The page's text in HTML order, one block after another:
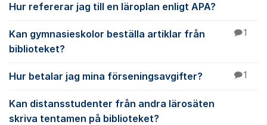
Hur refererar jag till en läroplan enligt APA?
Kan gymnasieskolor beställa artiklar från
biblioteket?
1
Hur betalar jag mina förseningsavgifter? 1
Kan distansstudenter från andra lärosäten
skriva tentamen på biblioteket?